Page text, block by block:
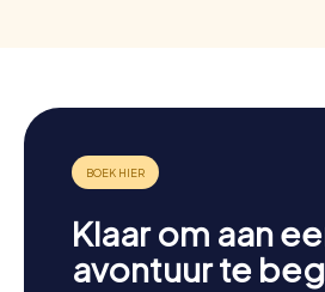
Klaar om aan
avontuur te